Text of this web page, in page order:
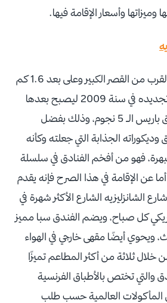
وأسعار الإقامة فيها.
يقع في منطقة حيوية بالقرب من القصر الكبير وعلى بعد 1.6 كم
من برج إيفل، وقد تم تجديده في سنة 2009 ليصبح بعدها
من أشهر وأفضل فنادق باريس الـ 5 نجوم، وذلك بفضل
الجذابة التي جعلته وكأنه
فهو من أفخم الفنادق في سلسلة
عن الإقامة في هذا الصرح فإنه يقدم
الشانزليزيه الشارع الأكثر شهرة في
كل صباح، ويضم الفندق سبا مميز
ويحوي أيضًا مقهى خارجي في الهواء
خلال ثلاثة من أكثر المطاعم تميزًا
والتي تختص بالأطباق الفرنسية
المأكولات العالمية حسب طلب